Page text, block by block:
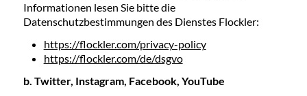
Informationen lesen Sie bitte die
Datenschutzbestimmungen des Dienstes Flockler:
https://flockler.com/privacy-policy
https://flockler.com/de/dsgvo
b. Twitter, Instagram, Facebook, YouTube